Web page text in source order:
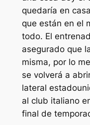
quedaría en
que están en el
todo. El
asegurado que
misma, por lo
se volverá a
lateral
al club italiano
final de